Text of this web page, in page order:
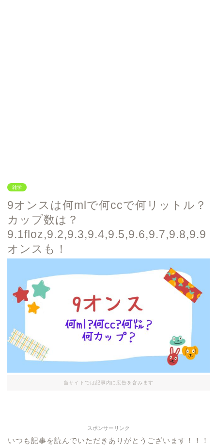
雑学
9オンスは何mlで何ccで何リットル？
カップ数は？
9.1floz,9.2,9.3,9.4,9.5,9.6,9.7,9.8,9.9
オンスも！
当サイトでは記事内に広告を含みます
スポンサーリンク
いつも記事を読んでいただきありがとうございます！！！